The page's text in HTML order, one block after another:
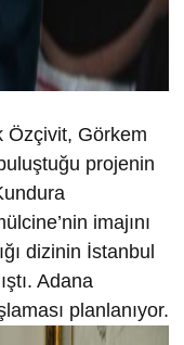
Özçivit, Görkem
projenin
imajını
dizinin İstanbul
Adana
planlanıyor.